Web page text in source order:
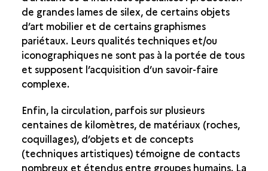
de grandes lames de silex, de certains objets
d’art mobilier et de certains graphismes
pariétaux. Leurs qualités techniques et/ou
iconographiques ne sont pas à la portée de tous
et supposent l’acquisition d’un savoir-faire
complexe.
Enfin, la circulation, parfois sur plusieurs
centaines de kilomètres, de matériaux (roches,
coquillages), d’objets et de concepts
(techniques artistiques) témoigne de contacts
nombreux et étendus entre groupes humains. La